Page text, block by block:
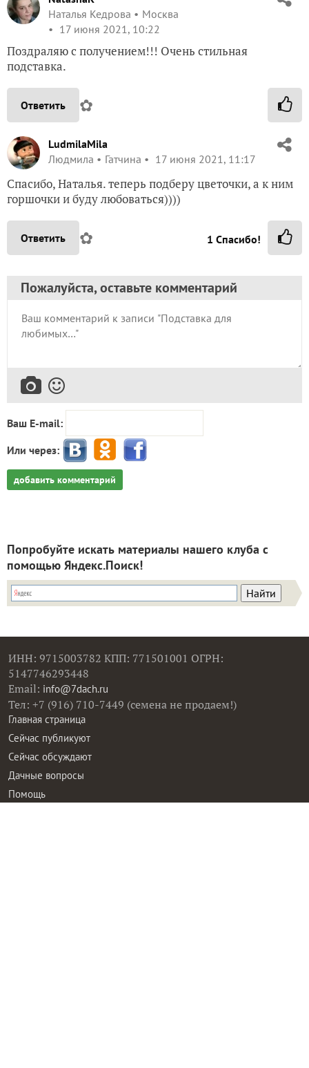
Наталья Кедрова
Москва
17 июня 2021, 10:22
Поздраляю с получением!!! Очень стильная
подставка.
Ответить ✿
LudmilaMila
Людмила
Гатчина 17 июня 2021, 11:17
Спасибо, Наталья. теперь подберу цветочки, а к ним
горшочки и буду любоваться))))
Ответить ✿ 1 Спасибо!
Пожалуйста, оставьте комментарий
Ваш E-mail:
Или через:
добавить комментарий
Попробуйте искать материалы нашего клуба с
помощью Яндекс.Поиск!
ИНН: 9715003782 КПП: 771501001 ОГРН:
5147746293448
Email: info@7dach.ru
Тел: +7 (916) 710-7449 (семена не продаем!)
Главная страница
Сейчас публикуют
Сейчас обсуждают
Дачные вопросы
Помощь